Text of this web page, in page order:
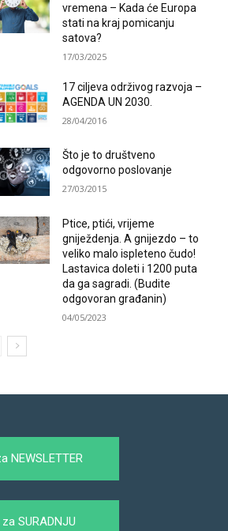
vremena – Kada će Europa
stati na kraj pomicanju
satova?
17/03/2025
17 ciljeva održivog razvoja –
AGENDA UN 2030.
28/04/2016
Što je to društveno
odgovorno poslovanje
27/03/2015
Ptice, ptići, vrijeme
gniježdenja. A gnijezdo – to
veliko malo ispleteno čudo!
Lastavica doleti i 1200 puta
da ga sagradi. (Budite
odgovoran građanin)
04/05/2023
NEWSLETTER
SURADNJU